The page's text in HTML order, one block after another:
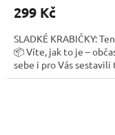
299 Kč
SLADKÉ KRABIČKY:
📦 Víte, jak to je –
sebe i pro Vás